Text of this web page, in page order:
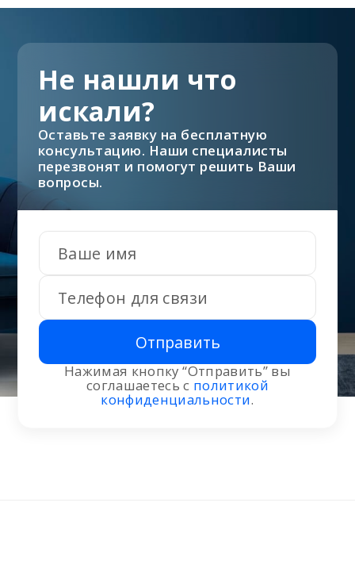
Отправить
Нажимая кнопку “Отправить” вы
соглашаетесь с политикой
конфиденциальности.
Не нашли что
искали?
Оставьте заявку на бесплатную
консультацию. Наши специалисты
перезвонят и помогут решить Ваши
вопросы.